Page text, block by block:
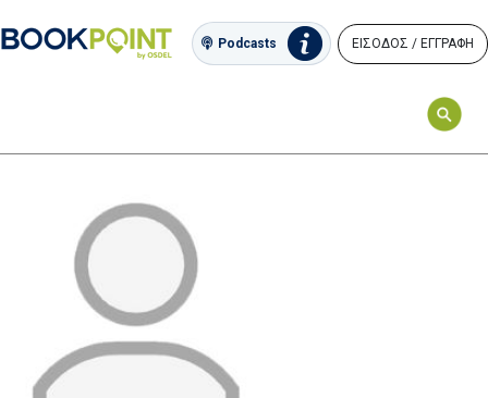
Podcasts ΕΙΣΟΔΟΣ / ΕΓΓΡΑΦΗ